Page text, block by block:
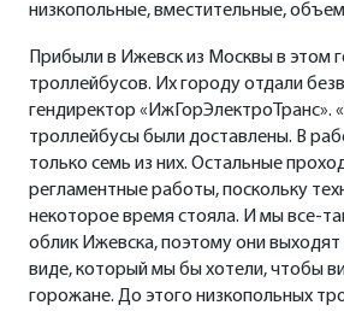
низкопольные, вместительные,
Прибыли в Ижевск из Москвы в этом
троллейбусов. Их городу отдали
гендиректор «ИжГорЭлектроТранс».
троллейбусы были доставлены. В
только семь из них. Остальные
регламентные работы, поскольку
некоторое время стояла. И мы все-
облик Ижевска, поэтому они
виде, который мы бы хотели, чтобы
горожане. До этого низкопольных